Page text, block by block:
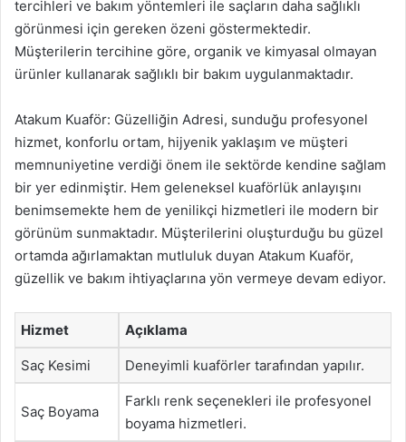
tercihleri ve bakım yöntemleri ile saçların daha sağlıklı
görünmesi için gereken özeni göstermektedir.
Müşterilerin tercihine göre, organik ve kimyasal olmayan
ürünler kullanarak sağlıklı bir bakım uygulanmaktadır.
Atakum Kuaför: Güzelliğin Adresi, sunduğu profesyonel
hizmet, konforlu ortam, hijyenik yaklaşım ve müşteri
memnuniyetine verdiği önem ile sektörde kendine sağlam
bir yer edinmiştir. Hem geleneksel kuaförlük anlayışını
benimsemekte hem de yenilikçi hizmetleri ile modern bir
görünüm sunmaktadır. Müşterilerini oluşturduğu bu güzel
ortamda ağırlamaktan mutluluk duyan Atakum Kuaför,
güzellik ve bakım ihtiyaçlarına yön vermeye devam ediyor.
Hizmet Açıklama
Saç Kesimi Deneyimli kuaförler tarafından yapılır.
Saç Boyama
Farklı renk seçenekleri ile profesyonel
boyama hizmetleri.